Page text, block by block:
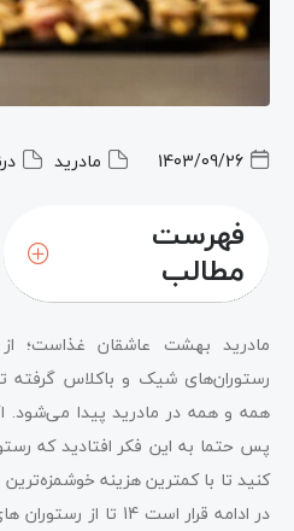
1403/09/26 مادرید
فهرست
مطالب
مادرید بهشت عاشقان غذاست؛
رستوران‌های شیک و باکلاس گرفته
همه و همه در مادرید پیدا می‌شود.
پس حتما به این فکر افتادید که
کنید تا با کمترین هزینه
در ادامه قرار است 14